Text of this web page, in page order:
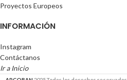
Proyectos Europeos
INFORMACIÓN
Instagram
Contáctanos
Ir a Inicio